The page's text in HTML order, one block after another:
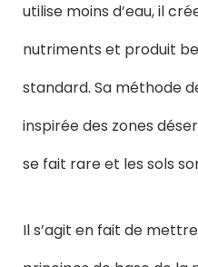
utilise moins d’eau, il
nutriments et produit
standard. Sa méthode
inspirée des zones
se fait rare et les sols
Il s’agit en fait de